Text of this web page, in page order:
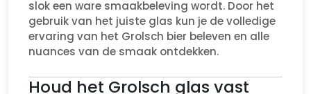
slok een ware smaakbeleving wordt. Door het
gebruik van het juiste glas kun je de volledige
ervaring van het Grolsch bier beleven en alle
nuances van de smaak ontdekken.
Houd het Grolsch glas vast